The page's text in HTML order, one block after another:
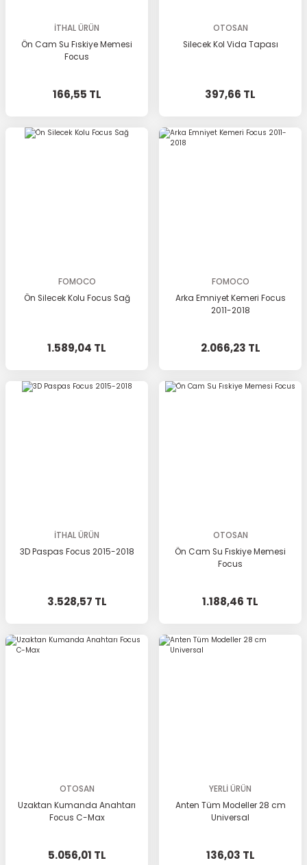
İTHAL ÜRÜN
Ön Cam Su Fıskiye Memesi
Focus
166,55 TL
OTOSAN
Silecek Kol Vida Tapası
397,66 TL
FOMOCO
Ön Silecek Kolu Focus Sağ
1.589,04 TL
FOMOCO
Arka Emniyet Kemeri Focus
2011-2018
2.066,23 TL
İTHAL ÜRÜN
3D Paspas Focus 2015-2018
3.528,57 TL
OTOSAN
Ön Cam Su Fıskiye Memesi
Focus
1.188,46 TL
OTOSAN
Uzaktan Kumanda Anahtarı
Focus C-Max
5.056,01 TL
YERLİ ÜRÜN
Anten Tüm Modeller 28 cm
Universal
136,03 TL